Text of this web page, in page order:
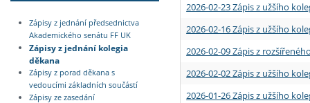
Zápisy z jednání předsednictva
Akademického senátu FF UK
Zápisy z jednání kolegia
děkana
Zápisy z porad děkana s
vedoucími základních součástí
Zápisy ze zasedání
2026-02-23 Zápis z užšího
2026-02-16 Zápis z užšího
2026-02-09 Zápis z
2026-02-02 Zápis z užšího
2026-01-26 Zápis z užšího